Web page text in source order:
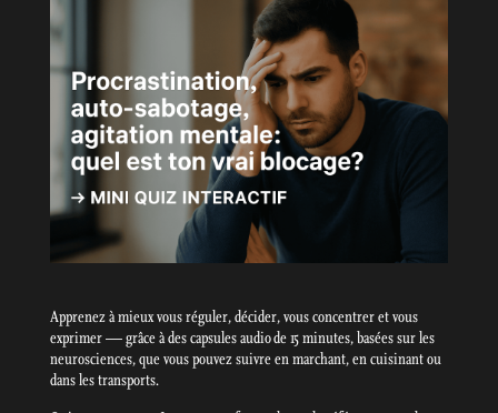
Apprenez à mieux vous réguler, décider, vous concentrer et vous
exprimer — grâce à des capsules audio de 15 minutes, basées sur les
neurosciences, que vous pouvez suivre en marchant, en cuisinant ou
dans les transports.